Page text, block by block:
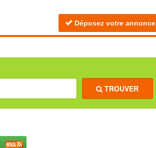
Déposez votre annonce
TROUVER